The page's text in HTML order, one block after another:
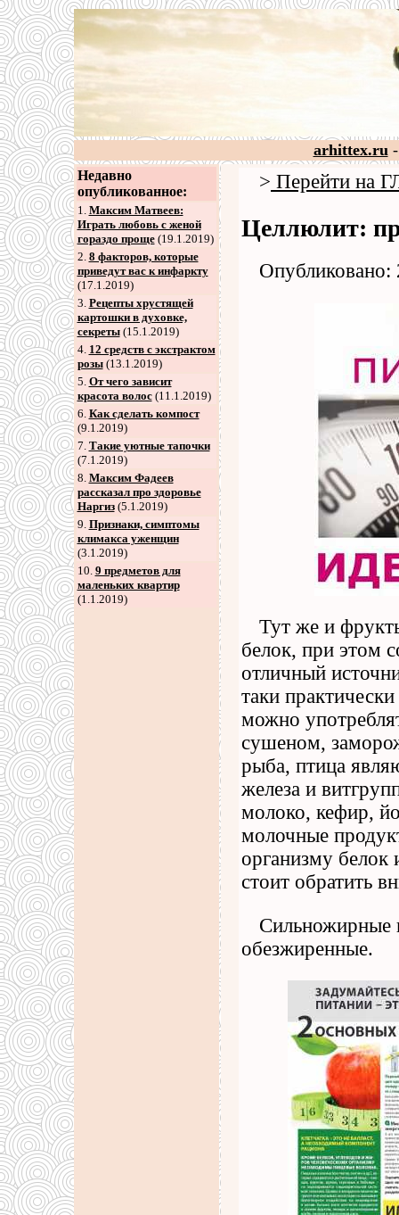
arhittex.ru-
Недавно
опубликованное:
1. Максим Матвеев:
Играть любовь с женой
гораздо проще(19.1.2019)
2. 8 факторов, которые
приведут вас к инфаркту
(17.1.2019)
3. Рецепты хрустящей
картошки в духовке,
секреты(15.1.2019)
4. 12 средств с экстрактом
розы(13.1.2019)
5. От чего зависит
красота волос(11.1.2019)
6. Как сделать компост
(9.1.2019)
7. Такие уютные тапочки
(7.1.2019)
8. Максим Фадеев
рассказал про здоровье
Наргиз(5.1.2019)
9. Признаки, симптомы
климакса уженщин
(3.1.2019)
10. 9 предметов для
маленьких квартир
(1.1.2019)
> Перейти на
Целлюлит:
Опубликовано:
Тут же и
белок, при этом
отличный
таки
можно
сушеном,
рыба, птица
железа и
молоко, кефир,
молочные
организму
стоит обратить
Сильножирные
обезжиренные.